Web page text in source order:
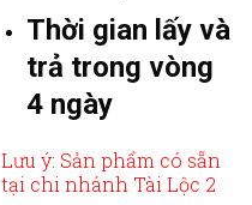
Thời gian lấy và
trả trong vòng
4 ngày
Lưu ý: Sản phẩm có sẵn
tại chi nhánh Tài Lộc 2